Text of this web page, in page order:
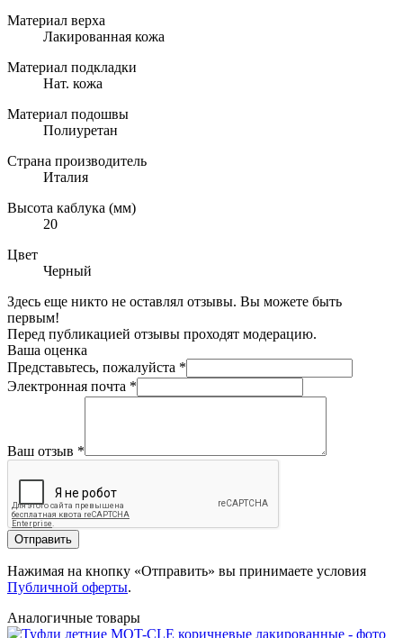
Материал верха
Лакированная кожа
Материал подкладки
Нат. кожа
Материал подошвы
Полиуретан
Страна производитель
Италия
Высота каблука (мм)
20
Цвет
Черный
Здесь еще никто не оставлял отзывы. Вы можете быть
первым!
Перед публикацией отзывы проходят модерацию.
Ваша оценка
Представьтесь, пожалуйста *
Электронная почта *
Ваш отзыв *
Отправить
Нажимая на кнопку «Отправить» вы принимаете условия
Публичной оферты.
Аналогичные товары